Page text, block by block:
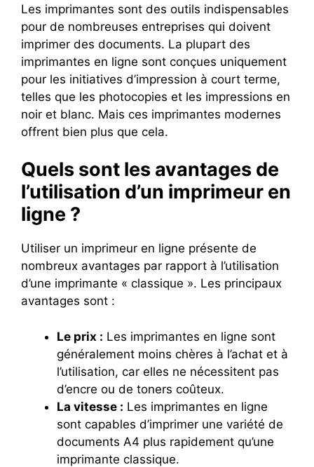
Les imprimantes sont des outils indispensables
pour de nombreuses entreprises qui doivent
imprimer des documents. La plupart des
imprimantes en ligne sont conçues uniquement
pour les initiatives d’impression à court terme,
telles que les photocopies et les impressions en
noir et blanc. Mais ces imprimantes modernes
offrent bien plus que cela.
Quels sont les avantages de
l’utilisation d’un imprimeur en
ligne ?
Utiliser un imprimeur en ligne présente de
nombreux avantages par rapport à l’utilisation
d’une imprimante « classique ». Les principaux
avantages sont :
Le prix : Les imprimantes en ligne sont
généralement moins chères à l’achat et à
l’utilisation, car elles ne nécessitent pas
d’encre ou de toners coûteux.
La vitesse : Les imprimantes en ligne
sont capables d’imprimer une variété de
documents A4 plus rapidement qu’une
imprimante classique.